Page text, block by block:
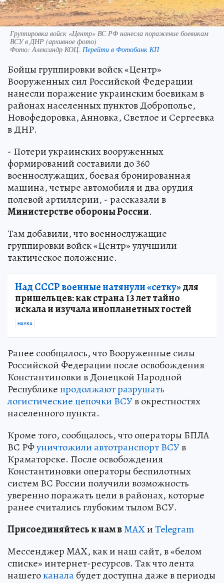
Группировка войск «Центр» ВС РФ нанесла поражение боевикам
ВСУ в ДНР (архивное фото)
Фото: Александр КОЦ. Перейти в Фотобанк КП
Бойцы группировки войск «Центр»
Вооруженных сил Российской Федерации
нанесли поражение украинским боевикам в
районах населенных пунктов Доброполье,
Новофедоровка, Анновка, Светлое и Сергеевка
в ДНР.
- Потери украинских вооруженных
формирований составили до 360
военнослужащих, боевая бронированная
машина, четыре автомобиля и два орудия
полевой артиллерии, - рассказали в
Министерстве обороны России.
Там добавили, что военнослужащие
группировки войск «Центр» улучшили
тактическое положение.
Над СССР военные натянули «сетку»для
пришельцев: как страна 13 лет тайно
искала и изучала инопланетных гостей
НАУКА
Ранее сообщалось, что Вооруженные силы
Российской Федерации после освобождения
Константиновки в Донецкой Народной
Республикепродолжают разрушать
логистические цепочки ВСУв окрестностях
населенного пункта.
Кроме того, сообщалось, что операторы БПЛА
ВС РФуничтожили автотранспорт ВСУв
Краматорске. После освобождения
Константиновки операторы беспилотных
систем ВС России получили возможность
уверенно поражать цели в районах, которые
ранее считались глубоким тылом ВСУ.
Присоединяйтесь к нам вMAXиTelegram
Мессенджер MAX, как и наш сайт, в «белом
списке» интернет-ресурсов. Так что лента
нашегоканалабудет доступна даже в периоды